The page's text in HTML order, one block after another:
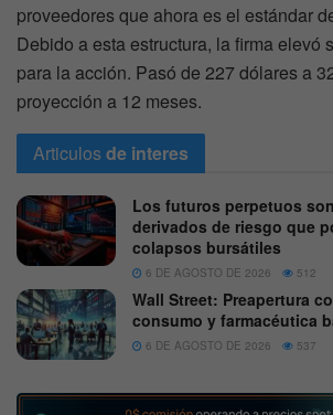
proveedores que ahora es el estándar
Debido a esta estructura, la firma elevó
para la acción. Pasó de 227 dólares a
proyección a 12 meses.
Articulosde interes
Los futuros perpetuos
derivados de riesgo que
colapsos bursátiles
6 DE AGOSTO DE 2026 512
Wall Street: Preapertura
consumo y farmacéutica
6 DE AGOSTO DE 2026 537